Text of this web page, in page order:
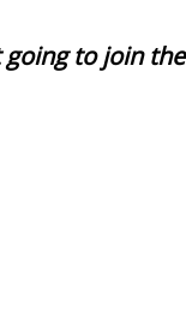
going to join the